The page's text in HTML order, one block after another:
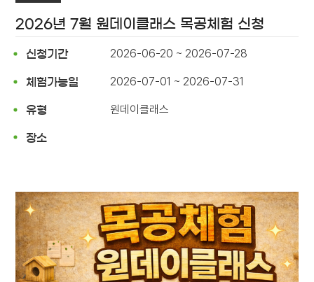
2026년 7월 원데이클래스 목공체험 신청
신청기간 2026-06-20 ~ 2026-07-28
체험가능일 2026-07-01 ~ 2026-07-31
유형 원데이클래스
장소